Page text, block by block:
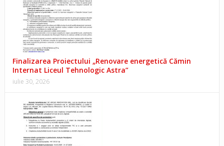
Finalizarea Proiectului „Renovare energetică Cămin
Internat Liceul Tehnologic Astra”
iulie 30, 2026